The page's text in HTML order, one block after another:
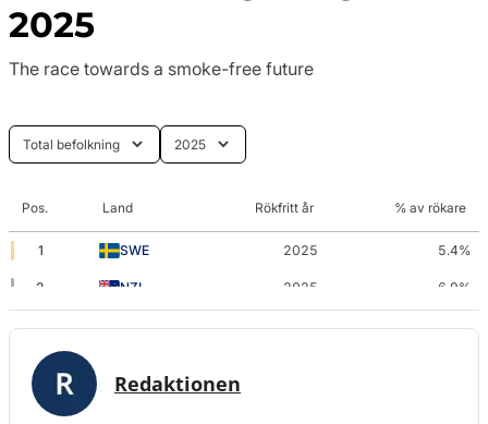
Redaktionen